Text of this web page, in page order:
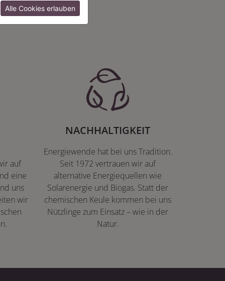
auf
eine
uns
wir
NACHHALTIGKEIT
Energiewende hat bei uns Tradition.
Seit 1972 vertrauen wir auf
alternative Energiequellen wie
Solarenergie und Biogas. Statt der
chemischen Keule kommen bei uns
Nützlinge zum Einsatz – wie in der
Natur.
Alle Cookies erlauben